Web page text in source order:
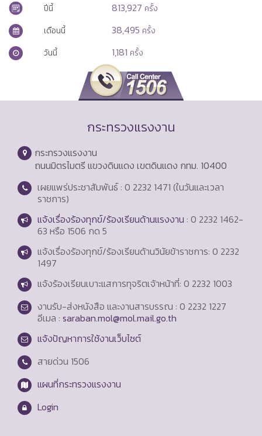
ปีนี้
813,927 ครั้ง
เดือนนี้
38,495 ครั้ง
วันนี้
1,181 ครั้ง
กระทรวงแรงงาน
กระทรวงแรงงาน
ถนนมิตรไมตรี แขวงดินแดง เขตดินแดง กทม. 10400
เผยแพร่ประชาสัมพันธ์ : 0 2232 1471 (ในวันและเวลา
ราชการ)
แจ้งเรื่องร้องทุกข์/ร้องเรียนด้านแรงงาน : 0 2232 1462-
63 หรือ 1506 กด 5
แจ้งเรื่องร้องทุกข์/ร้องเรียนด้านวินัยข้าราชการ: 0 2232
1497
แจ้งร้องเรียนเบาะแสการทุจริตเจ้าหน้าที่: 0 2232 1003
งานรับ-ส่งหนังสือ และงานสารบรรณ : 0 2232 1227
อีเมล : saraban.mol@mol.mail.go.th
แจ้งปัญหาการใช้งานเว็บไซต์
สายด่วน 1506
แผนที่กระทรวงแรงงาน
Login